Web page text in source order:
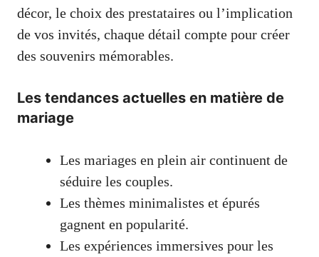
décor, le choix des prestataires ou l’implication
de vos invités, chaque détail compte pour créer
des souvenirs mémorables.
Les tendances actuelles en matière de
mariage
Les mariages en plein air continuent de
séduire les couples.
Les thèmes minimalistes et épurés
gagnent en popularité.
Les expériences immersives pour les